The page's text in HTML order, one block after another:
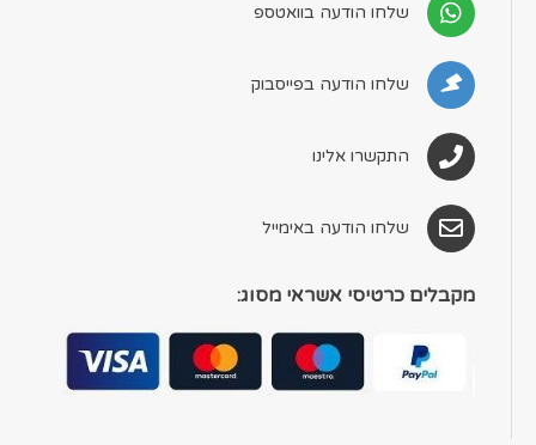
שלחו הודעה בוואטספ
שלחו הודעה בפייסבוק
התקשרו אלינו
שלחו הודעה באימייל
מקבלים כרטיסי אשראי מסוג: